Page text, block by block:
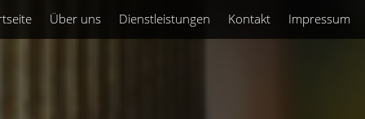
Über uns Dienstleistungen Kontakt Impressum